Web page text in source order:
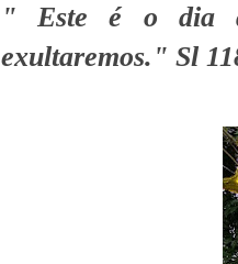
" Este é o dia
exultaremos." Sl